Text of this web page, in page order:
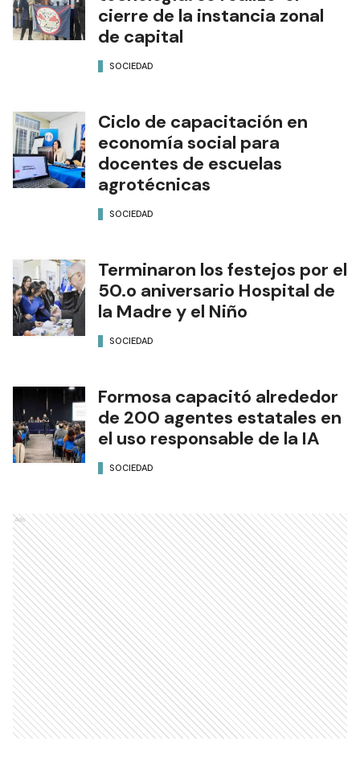
cierre de la instancia zonal
de capital
SOCIEDAD
Ciclo de capacitación en
economía social para
docentes de escuelas
agrotécnicas
SOCIEDAD
Terminaron los festejos por el
50.o aniversario Hospital de
la Madre y el Niño
SOCIEDAD
Formosa capacitó alrededor
de 200 agentes estatales en
el uso responsable de la IA
SOCIEDAD
Ads